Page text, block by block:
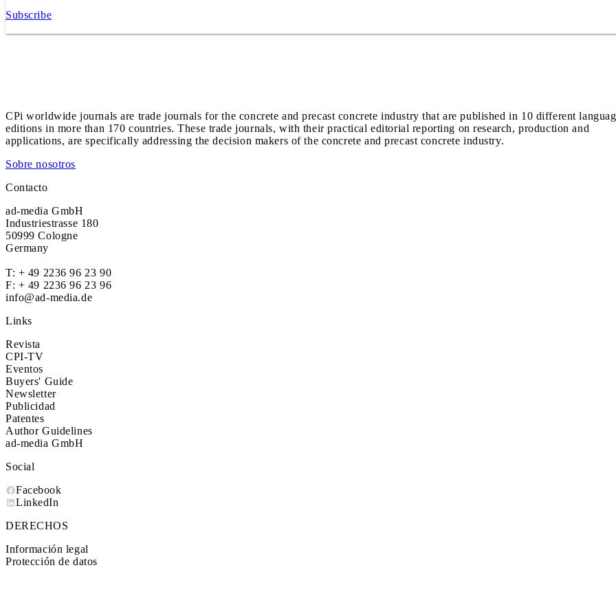
Subscribe
CPi worldwide journals are trade journals for the concrete and precast concrete industry that are published in 10 different
editions in more than 170 countries. These trade journals, with their practical editorial reporting on research, production and
applications, are specifically addressing the decision makers of the concrete and precast concrete industry.
Sobre nosotros
Contacto
ad-media GmbH
Industriestrasse 180
50999 Cologne
Germany
T: + 49 2236 96 23 90
F: + 49 2236 96 23 96
info@ad-media.de
Links
Revista
CPI-TV
Eventos
Buyers' Guide
Newsletter
Publicidad
Patentes
Author Guidelines
ad-media GmbH
Social
Facebook
LinkedIn
DERECHOS
Información legal
Protección de datos